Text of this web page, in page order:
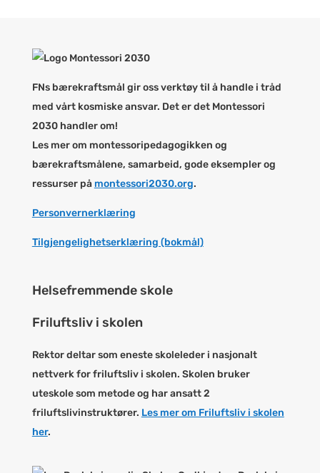
FNs bærekraftsmål gir oss verktøy til å handle i tråd
med vårt kosmiske ansvar. Det er det Montessori
2030 handler om!
Les mer om montessoripedagogikken og
bærekraftsmålene, samarbeid, gode eksempler og
ressurser på montessori2030.org.
Personvernerklæring
Tilgjengelighetserklæring (bokmål)
Helsefremmende skole
Friluftsliv i skolen
Rektor deltar som eneste skoleleder i nasjonalt
nettverk for friluftsliv i skolen. Skolen bruker
uteskole som metode og har ansatt 2
friluftslivinstruktører. Les mer om Friluftsliv i skolen
her.